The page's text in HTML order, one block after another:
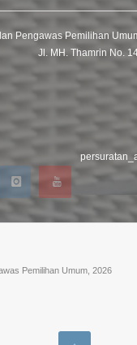
Pengawas Pemilihan
Jl. MH. Thamrin No.
Pemilihan Umum, 2026